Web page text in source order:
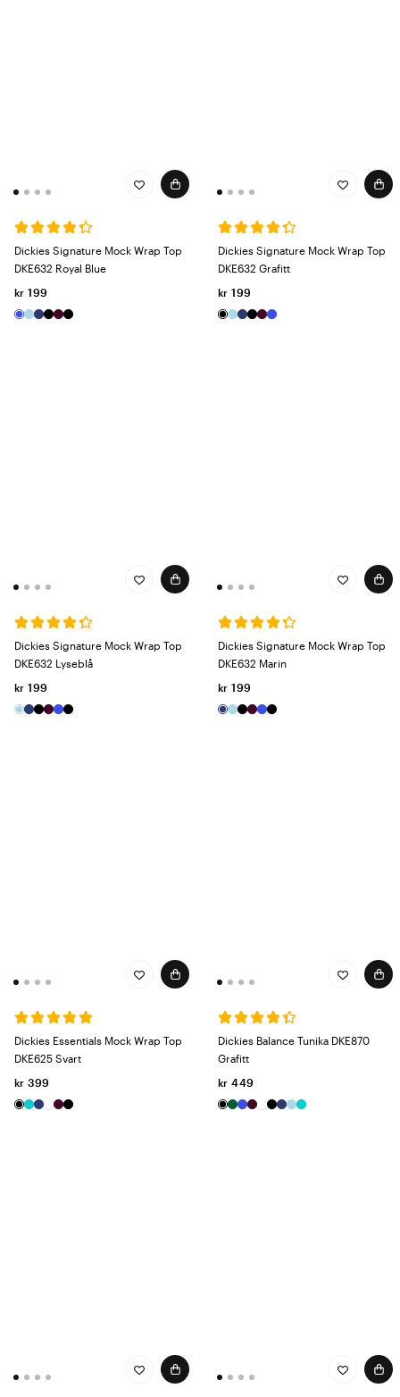
Dickies Signature Mock Wrap Top
DKE632 Royal Blue
kr 199
Dickies Signature Mock Wrap Top
DKE632 Grafitt
kr 199
Dickies Signature Mock Wrap Top
DKE632 Lyseblå
kr 199
Dickies Signature Mock Wrap Top
DKE632 Marin
kr 199
Dickies Essentials Mock Wrap Top
DKE625 Svart
kr 399
Dickies Balance Tunika DKE870
Grafitt
kr 449